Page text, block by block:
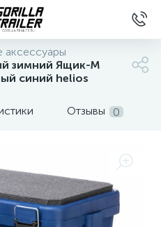
аксессуары
зимний Ящик-М
синий helios
Отзывы 0